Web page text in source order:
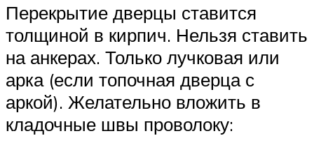
Перекрытие дверцы ставится
толщиной в кирпич. Нельзя ставить
на анкерах. Только лучковая или
арка (если топочная дверца с
аркой). Желательно вложить в
кладочные швы проволоку: